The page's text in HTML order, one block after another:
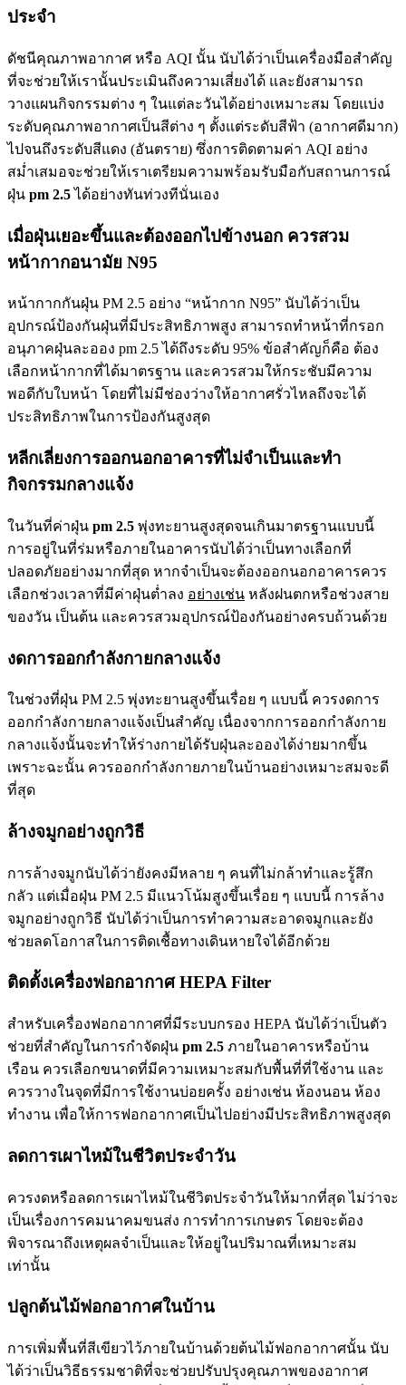
ประจำ
ดัชนีคุณภาพอากาศ หรือ AQI นั้น นับได้ว่าเป็นเครื่องมือสำคัญ
ที่จะช่วยให้เรานั้นประเมินถึงความเสี่ยงได้ และยังสามารถ
วางแผนกิจกรรมต่าง ๆ ในแต่ละวันได้อย่างเหมาะสม โดยแบ่ง
ระดับคุณภาพอากาศเป็นสีต่าง ๆ ตั้งแต่ระดับสีฟ้า (อากาศดีมาก)
ไปจนถึงระดับสีแดง (อันตราย) ซึ่งการติดตามค่า AQI อย่าง
สม่ำเสมอจะช่วยให้เราเตรียมความพร้อมรับมือกับสถานการณ์
ฝุ่น pm 2.5ได้อย่างทันท่วงทีนั่นเอง
เมื่อฝุ่นเยอะขึ้นและต้องออกไปข้างนอก ควรสวม
หน้ากากอนามัย N95
หน้ากากกันฝุ่น PM 2.5 อย่าง “หน้ากาก N95” นับได้ว่าเป็น
อุปกรณ์ป้องกันฝุ่นที่มีประสิทธิภาพสูง สามารถทำหน้าที่กรอก
อนุภาคฝุ่นละออง pm 2.5 ได้ถึงระดับ 95% ข้อสำคัญก็คือ ต้อง
เลือกหน้ากากที่ได้มาตรฐาน และควรสวมให้กระชับมีความ
พอดีกับใบหน้า โดยที่ไม่มีช่องว่างให้อากาศรั่วไหลถึงจะได้
ประสิทธิภาพในการป้องกันสูงสุด
หลีกเลี่ยงการออกนอกอาคารที่ไม่จำเป็นและทำ
กิจกรรมกลางแจ้ง
ในวันที่ค่าฝุ่น pm 2.5 พุ่งทะยานสูงสุดจนเกินมาตรฐานแบบนี้
การอยู่ในที่ร่มหรือภายในอาคารนับได้ว่าเป็นทางเลือกที่
ปลอดภัยอย่างมากที่สุด หากจำเป็นจะต้องออกนอกอาคารควร
เลือกช่วงเวลาที่มีค่าฝุ่นต่ำลง อย่างเช่น หลังฝนตกหรือช่วงสาย
ของวัน เป็นต้น และควรสวมอุปกรณ์ป้องกันอย่างครบถ้วนด้วย
งดการออกกำลังกายกลางแจ้ง
ในช่วงที่ฝุ่น PM 2.5 พุ่งทะยานสูงขึ้นเรื่อย ๆ แบบนี้ ควรงดการ
ออกกำลังกายกลางแจ้งเป็นสำคัญ เนื่องจากการออกกำลังกาย
กลางแจ้งนั้นจะทำให้ร่างกายได้รับฝุ่นละอองได้ง่ายมากขึ้น
เพราะฉะนั้น ควรออกกำลังกายภายในบ้านอย่างเหมาะสมจะดี
ที่สุด
ล้างจมูกอย่างถูกวิธี
การล้างจมูกนับได้ว่ายังคงมีหลาย ๆ คนที่ไม่กล้าทำและรู้สึก
กลัว แต่เมื่อฝุ่น PM 2.5 มีแนวโน้มสูงขึ้นเรื่อย ๆ แบบนี้ การล้าง
จมูกอย่างถูกวิธี นับได้ว่าเป็นการทำความสะอาดจมูกและยัง
ช่วยลดโอกาสในการติดเชื้อทางเดินหายใจได้อีกด้วย
ติดตั้งเครื่องฟอกอากาศ HEPA Filter
สำหรับเครื่องฟอกอากาศที่มีระบบกรอง HEPA นับได้ว่าเป็นตัว
ช่วยที่สำคัญในการกำจัดฝุ่น pm 2.5 ภายในอาคารหรือบ้าน
เรือน ควรเลือกขนาดที่มีความเหมาะสมกับพื้นที่ที่ใช้งาน และ
ควรวางในจุดที่มีการใช้งานบ่อยครั้ง อย่างเช่น ห้องนอน ห้อง
ทำงาน เพื่อให้การฟอกอากาศเป็นไปอย่างมีประสิทธิภาพสูงสุด
ลดการเผาไหม้ในชีวิตประจำวัน
ควรงดหรือลดการเผาไหม้ในชีวิตประจำวันให้มากที่สุด ไม่ว่าจะ
เป็นเรื่องการคมนาคมขนส่ง การทำการเกษตร โดยจะต้อง
พิจารณาถึงเหตุผลจำเป็นและให้อยู่ในปริมาณที่เหมาะสม
เท่านั้น
ปลูกต้นไม้ฟอกอากาศในบ้าน
การเพิ่มพื้นที่สีเขียวไว้ภายในบ้านด้วยต้นไม้ฟอกอากาศนั้น นับ
ได้ว่าเป็นวิธีธรรมชาติที่จะช่วยปรับปรุงคุณภาพของอากาศ